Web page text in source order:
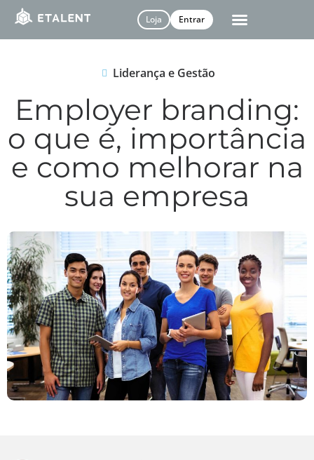
Loja Entrar
Liderança e Gestão
Employer branding:
o que é, importância
e como melhorar na
sua empresa